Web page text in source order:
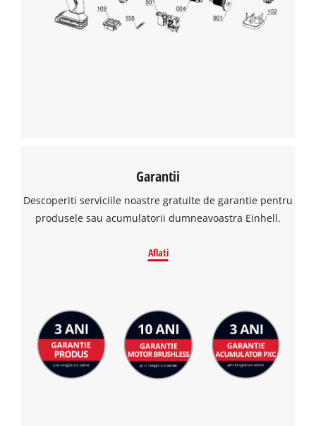
Garantii
Descoperiti serviciile noastre gratuite de garantie pentru
produsele sau acumulatorii dumneavoastra Einhell.
Aflati